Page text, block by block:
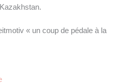
« un coup de pédale à la